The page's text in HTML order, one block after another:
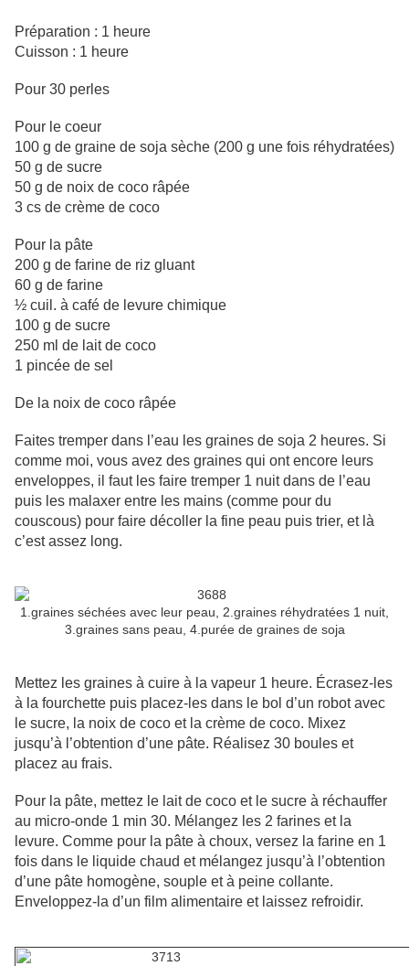
Préparation : 1 heure
Cuisson : 1 heure
Pour 30 perles
Pour le coeur
100 g de graine de soja sèche (200 g une fois réhydratées)
50 g de sucre
50 g de noix de coco râpée
3 cs de crème de coco
Pour la pâte
200 g de farine de riz gluant
60 g de farine
½ cuil . à café de levure chimique
100 g de sucre
250 ml de lait de coco
1 pincée de sel
De la noix de coco râpée
Faites tremper dans l’eau les graines de soja 2 heures. Si
comme moi, vous avez des graines qui ont encore leurs
enveloppes, il faut les faire tremper 1 nuit dans de l’eau
puis les malaxer entre les mains (comme pour du
couscous) pour faire décoller la fine peau puis trier, et là
c’est assez long.
1.graines séchées avec leur peau, 2.graines réhydratées 1 nuit,
3.graines sans peau, 4.purée de graines de soja
Mettez les graines à cuire à la vapeur 1 heure. Écrasez-les
à la fourchette puis placez-les dans le bol d’un robot avec
le sucre, la noix de coco et la crème de coco. Mixez
jusqu’à l’obtention d’une pâte. Réalisez 30 boules et
placez au frais.
Pour la pâte, mettez le lait de coco et le sucre à réchauffer
au micro-onde 1 min 30. Mélangez les 2 farines et la
levure. Comme pour la pâte à choux, versez la farine en 1
fois dans le liquide chaud et mélangez jusqu’à l’obtention
d’une pâte homogène, souple et à peine collante.
Enveloppez-la d’un film alimentaire et laissez refroidir.